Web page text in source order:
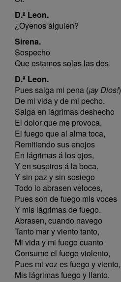
D.ª Leon.
¿Oyenos álguien?
Sirena.
Sospecho
Que estamos solas las dos.
D.ª Leon.
Pues salga mi pena (¡ay Dios!)
De mi vida y de mi pecho.
Salga en lágrimas deshecho
El dolor que me provoca,
El fuego que al alma toca,
Remitiendo sus enojos
En lágrimas á los ojos,
Y en suspiros á la boca.
Y sin paz y sin sosiego
Todo lo abrasen veloces,
Pues son de fuego mis voces
Y mis lágrimas de fuego.
Abrasen, cuando navego
Tanto mar y viento tanto,
Mi vida y mi fuego cuanto
Consume el fuego violento,
Pues mi voz es fuego y viento,
Mis lágrimas fuego y llanto.